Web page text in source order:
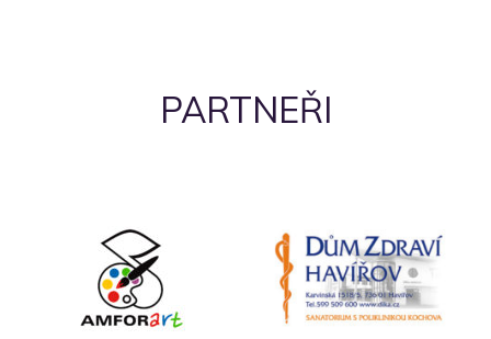
PARTNEŘI